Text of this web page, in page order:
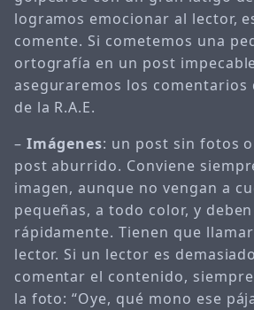
logramos emocionar al lector,
comente. Si cometemos una
ortografía en un post
aseguraremos los comentarios
de la R.A.E.
– Imágenes: un post sin fotos
post aburrido. Conviene
imagen, aunque no vengan a
pequeñas, a todo color, y
rápidamente. Tienen que
lector. Si un lector es
comentar el contenido,
la foto: “Oye, qué mono ese